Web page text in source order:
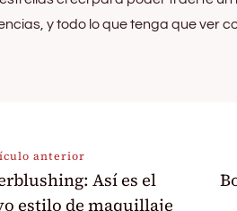
y todo lo que tenga que ver
anterior
Así es el
estilo de maquillaje